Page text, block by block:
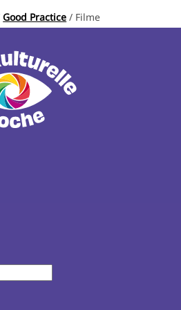
Good Practice Filme